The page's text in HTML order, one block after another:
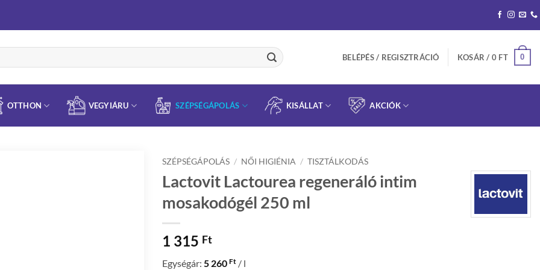
BELÉPÉS / REGISZTRÁCIÓ KOSÁR / 0 FT 0
OTTHON VEGYIÁRU SZÉPSÉGÁPOLÁS KISÁLLAT AKCIÓK
SZÉPSÉGÁPOLÁS / NŐI HIGIÉNIA / TISZTÁLKODÁS
Lactovit Lactourea regeneráló intim
mosakodógél 250 ml
1 315 Ft
Egységár: 5 260 Ft / l